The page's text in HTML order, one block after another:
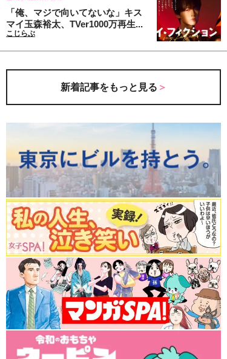
「俺、マジで向いてないな」キス
マイ玉森裕太、TVer1000万再生...
こじらぶ
新着記事をもっと見る